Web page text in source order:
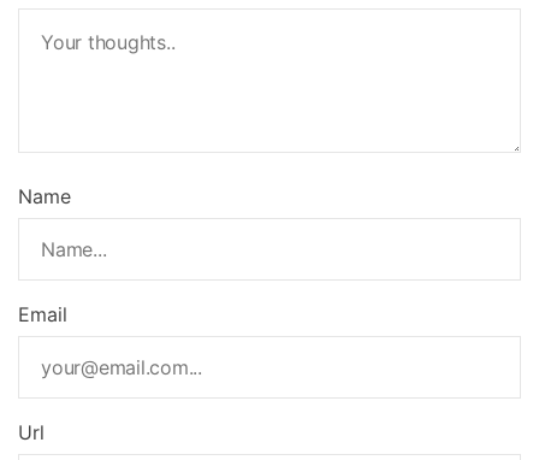
Name
Email
Url